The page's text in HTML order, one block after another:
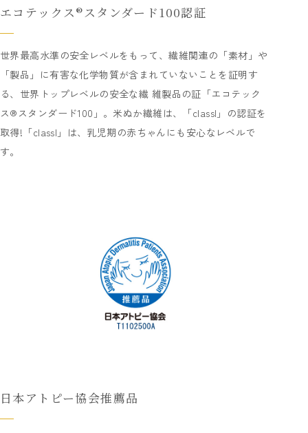
エコテックス®スタンダード100認証
世界最高水準の安全レベルをもって、繊維関連の「素材」や
「製品」に有害な化学物質が含まれていないことを証明す
る、世界トップレベルの安全な繊 維製品の証「エコテック
ス®スタンダード100」。米ぬか繊維は、「classI」の認証を
取得!「classI」は、乳児期の赤ちゃんにも安心なレベルで
す。
日本アトピー協会推薦品